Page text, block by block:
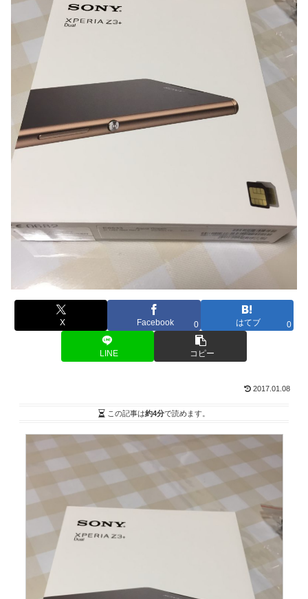
X Facebook 0 はてブ 0
LINE コピー
2017.01.08
この記事は約4分で読めます。